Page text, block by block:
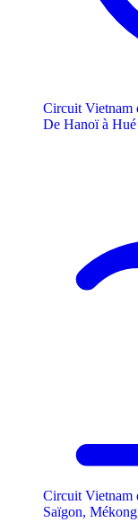
Circuit Vietnam
De Hanoï à Hué
Circuit Vietnam
Saïgon,